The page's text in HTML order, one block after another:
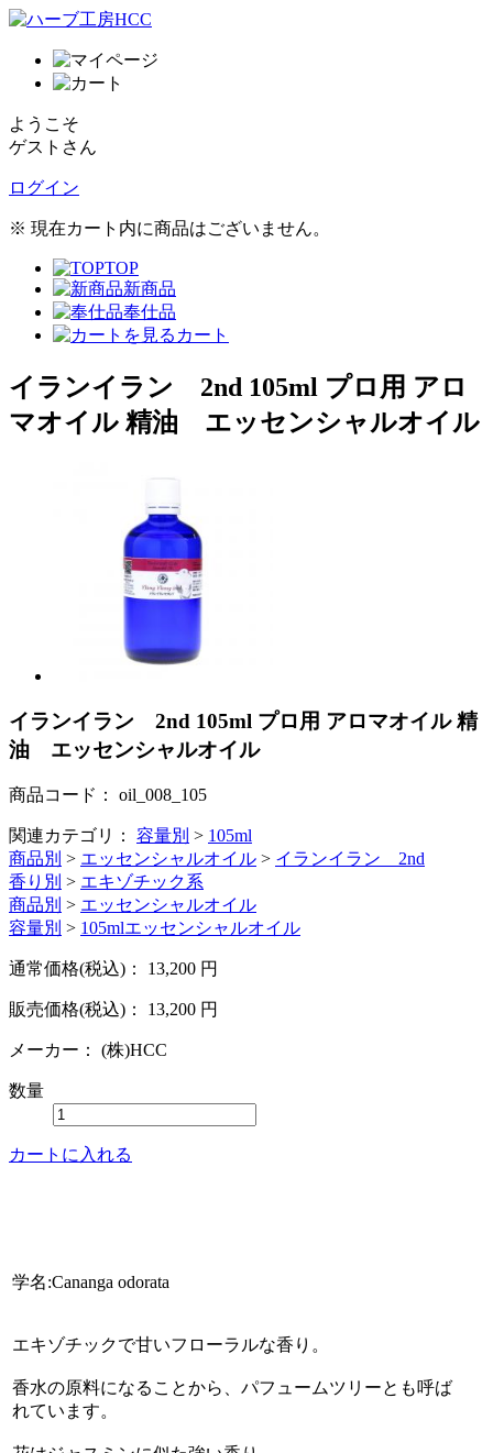
ようこそ
ゲストさん
ログイン
※ 現在カート内に商品はございません。
TOP
新商品
奉仕品
カート
イランイラン 2nd 105ml プロ用 アロ
マオイル 精油 エッセンシャルオイル
イランイラン 2nd 105ml プロ用 アロマオイル 精
油 エッセンシャルオイル
商品コード： oil_008_105
関連カテゴリ： 容量別 > 105ml
商品別 > エッセンシャルオイル > イランイラン 2nd
香り別 > エキゾチック系
商品別 > エッセンシャルオイル
容量別 > 105mlエッセンシャルオイル
通常価格(税込)： 13,200 円
販売価格(税込)： 13,200 円
メーカー： (株)HCC
数量
カートに入れる
学名:Cananga odorata
エキゾチックで甘いフローラルな香り。
香水の原料になることから、パフュームツリーとも呼ば
れています。